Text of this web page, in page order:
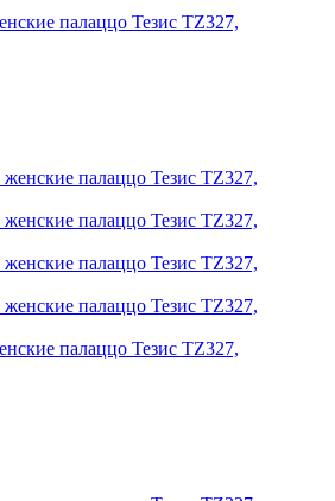
палаццо Тезис TZ327,
палаццо Тезис TZ327,